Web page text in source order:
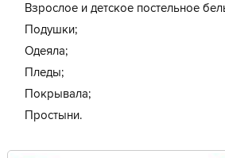
Взрослое и детское постельное
Подушки;
Одеяла;
Пледы;
Покрывала;
Простыни.